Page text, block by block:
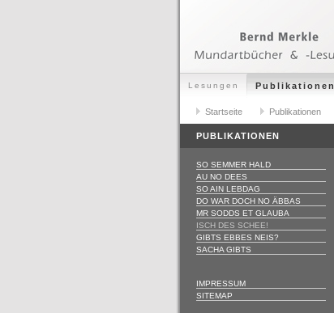
Lesungen Publikationen
Startseite Publikationen
PUBLIKATIONEN
SO SEMMER HALD
AU NO DEES
SO AIN LEBDAG
DO WAR DOCH NO ÄBBAS
MR SODDS ET GLAUBA
ISCH DES SCHEE!
GIBTS EBBES NEIS?
SACHA GIBTS
IMPRESSUM
SITEMAP